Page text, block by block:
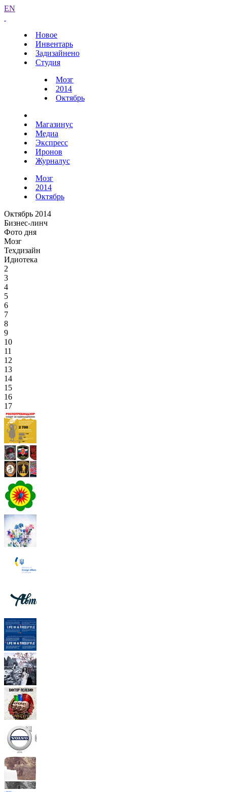
EN
Новое
Инвентарь
Задизайнено
Студия
Мозг
2014
Октябрь
Магазинус
Медиа
Экспресс
Иронов
Журналус
Мозг
2014
Октябрь
Октябрь 2014
Бизнес-линч
Фото дня
Мозг
Техдизайн
Идиотека
2
3
4
5
6
7
8
9
10
11
12
13
14
15
16
17